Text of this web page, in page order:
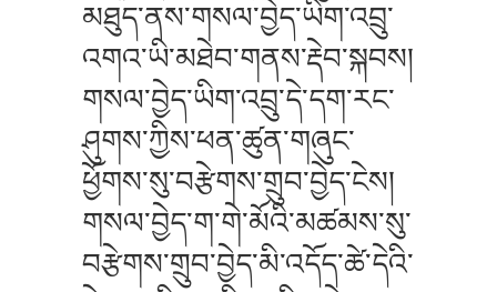
མཐུད་ནས་གསལ་བྱེད་ཡིག་འབྲུ་
འགའ་ཡི་མཐེབ་གནས་རྡེབ་སྐབས།
གསལ་བྱེད་ཡིག་འབྲུ་དེ་དག་རང་
ཤུགས་ཀྱིས་ཕན་ཚུན་གཞུང་
ཕྱོགས་སུ་བརྩེགས་གྲུབ་བྱེད་ངེས།
གསལ་བྱེད་ག་གེ་མོའི་མཚམས་སུ་
བརྩེགས་གྲུབ་བྱེད་མི་འདོད་ཚེ་དེའི་